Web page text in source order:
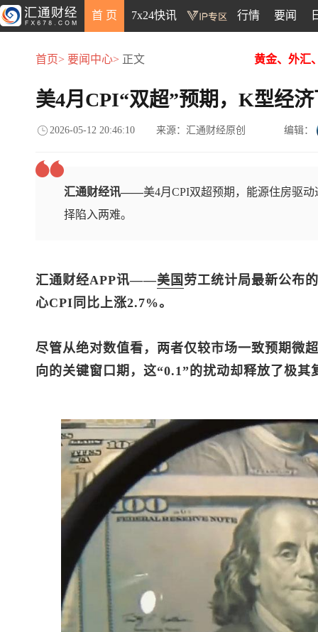
首 页 7x24快讯 行情 要闻
首页> 要闻中心> 正文 黄金、外汇
美4月CPI“双超”预期，K型经
2026-05-12 20:46:10 来源：汇通财经原创 编辑：
汇通财经讯——美4月CPI双超预期，能源住房驱
择陷入两难。
汇通财经APP讯——美国 劳工统计局最新公布
心CPI同比上涨2.7%。
尽管从绝对数值看，两者仅较市场一致预期微
向的关键窗口期，这“0.1”的扰动却释放了极其